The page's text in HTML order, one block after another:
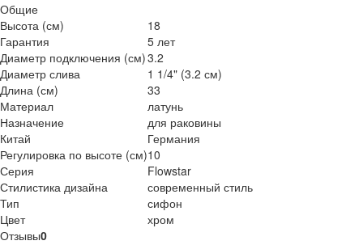
Общие
Высота (см)
18
Гарантия
5 лет
Диаметр подключения (см)3.2
Диаметр слива
1 1/4" (3.2 см)
Длина (см)
33
Материал
латунь
Назначение
для раковины
Китай
Германия
Регулировка по высоте (см)10
Серия
Flowstar
Стилистика дизайна
современный стиль
Тип
сифон
Цвет
хром
Отзывы0